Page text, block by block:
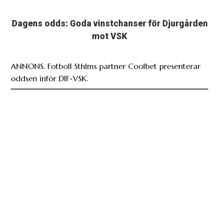
Dagens odds: Goda vinstchanser för Djurgården
mot VSK
ANNONS. Fotboll Sthlms partner Coolbet presenterar
oddsen inför DIF-VSK.